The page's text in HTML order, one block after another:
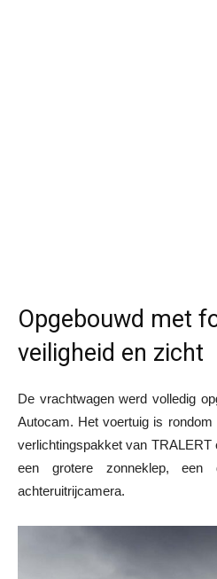
Opgebouwd met
veiligheid en zicht
De vrachtwagen werd volledig
Autocam. Het voertuig is
verlichtingspakket van
een grotere zonneklep, een
achteruitrijcamera.